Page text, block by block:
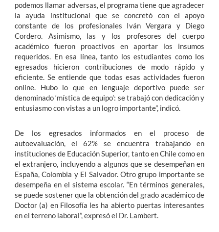
podemos llamar adversas, el programa tiene que agradecer
la ayuda institucional que se concretó con el apoyo
constante de los profesionales Iván Vergara y Diego
Cordero. Asimismo, las y los profesores del cuerpo
académico fueron proactivos en aportar los insumos
requeridos. En esa línea, tanto los estudiantes como los
egresados hicieron contribuciones de modo rápido y
eficiente. Se entiende que todas esas actividades fueron
online. Hubo lo que en lenguaje deportivo puede ser
denominado ‘mística de equipo’: se trabajó con dedicación y
entusiasmo con vistas a un logro importante”, indicó.
De los egresados informados en el proceso de
autoevaluación, el 62% se encuentra trabajando en
instituciones de Educación Superior, tanto en Chile como en
el extranjero, incluyendo a algunos que se desempeñan en
España, Colombia y El Salvador. Otro grupo importante se
desempeña en el sistema escolar. “En términos generales,
se puede sostener que la obtención del grado académico de
Doctor (a) en Filosofía les ha abierto puertas interesantes
en el terreno laboral”, expresó el Dr. Lambert.